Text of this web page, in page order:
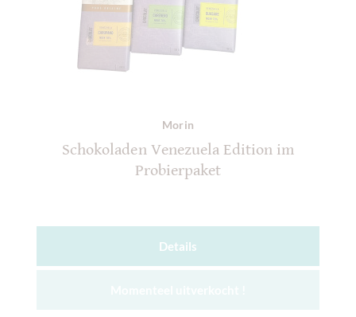
Morin
Schokoladen Venezuela Edition im
Probierpaket
Details